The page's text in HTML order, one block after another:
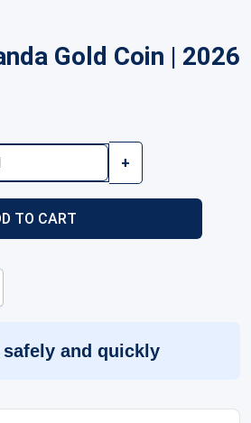
Gold Coin | 2026
+
TO CART
safely and quickly